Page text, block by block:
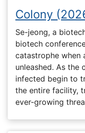
Colony
Se-jeong, a
biotech
catastrophe when
unleashed. As the
infected begin to
the entire facility,
ever-growing